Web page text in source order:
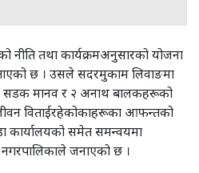
नीति तथा कार्यक्रमअनुसारको योजना
छ । उसले सदरमुकाम लिवाङमा
सडक मानव र २ अनाथ बालकहरूको
विताईरहेकोकाहरूका आफन्तको
कार्यालयको समेत समन्वयमा
जनाएको छ ।